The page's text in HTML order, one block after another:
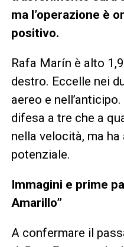
ma l’operazione è
positivo.
Rafa Marín è alto
destro. Eccelle nei
aereo e
difesa a tre che a
nella velocità, ma ha
potenziale.
Immagini e prime
Amarillo”
A confermare il